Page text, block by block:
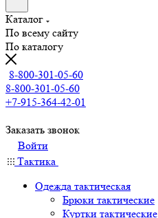
Каталог
По всему сайту
По каталогу
8-800-301-05-60
8-800-301-05-60
+7-915-364-42-01
Заказать звонок
Войти
Тактика
Одежда тактическая
Брюки тактические
Куртки тактические